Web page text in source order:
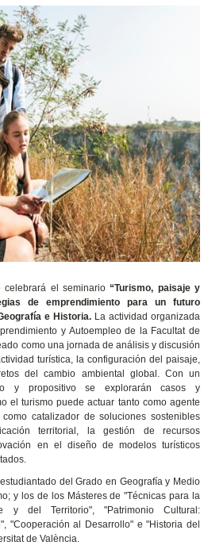
el seminario“Turismo, paisaje y
de emprendimiento para un futuro
e Historia. La actividad organizada
y Autoempleo de la Facultat de
como una jornada de análisis y discusión
turística, la configuración del paisaje,
del cambio ambiental global. Con un
y propositivo se explorarán casos y
el turismo puede actuar tanto como agente
catalizador de soluciones sostenibles
territorial, la gestión de recursos
en el diseño de modelos turísticos
del Grado en Geografía y Medio
y los de los Másteres de "Técnicas para la
y del Territorio", "Patrimonio Cultural:
"Cooperación al Desarrollo" e "Historia del
de València.